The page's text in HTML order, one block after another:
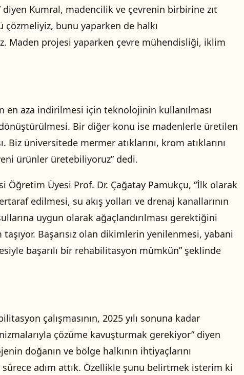
diyen Kumral, madencilik ve çevrenin birbirine zıt
bunu yaparken de halkı
Maden projesi yaparken çevre mühendisliği, iklim
en aza indirilmesi için teknolojinin kullanılması
Bir diğer konu ise madenlerle üretilen
üniversitede mermer atıklarını, krom atıklarını
ürünler üretebiliyoruz” dedi.
Üyesi Prof. Dr. Çağatay Pamukçu, “İlk olarak
edilmesi, su akış yolları ve drenaj kanallarının
uygun olarak ağaçlandırılması gerektiğini
Başarısız olan dikimlerin yenilenmesi, yabani
başarılı bir rehabilitasyon mümkün” şeklinde
çalışmasının, 2025 yılı sonuna kadar
çözüme kavuşturmak gerekiyor” diyen
doğanın ve bölge halkının ihtiyaçlarını
sürece adım attık. Özellikle şunu belirtmek isterim ki